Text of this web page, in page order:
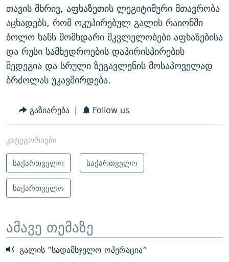
თავის მხრივ, აფხაზეთის ლეგიტიმური მთავრობა
აცხადებს, რომ ოკუპირებულ გალის რაიონში
ბოლო ხანს მომხდარი მკვლელობები აფხაზებისა
და რუსი სამხედროების დაპირისპირების
შედეგია და სრული ზეგავლენის მოსაპოველად
ბრძოლას უკავშირდება.
გაზიარება Follow us
კატეგორიები
საქართველო
საქართველო
საქართველო
ამავე თემაზე
გალის ”სადამსჯელო ოპერაცია”